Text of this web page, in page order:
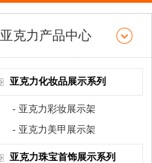
亚克力产品中心
亚克力化妆品展示系列
- 亚克力彩妆展示架
- 亚克力美甲展示架
亚克力珠宝首饰展示系列